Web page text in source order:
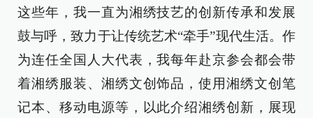
这些年，我一直为湘绣技艺的创新传承和发展
鼓与呼，致力于让传统艺术“牵手”现代生活。作
为连任全国人大代表，我每年赴京参会都会带
着湘绣服装、湘绣文创饰品，使用湘绣文创笔
记本、移动电源等，以此介绍湘绣创新，展现